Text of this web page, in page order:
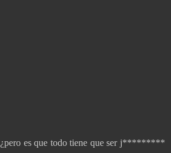
¿pero es que todo tiene que ser j*********